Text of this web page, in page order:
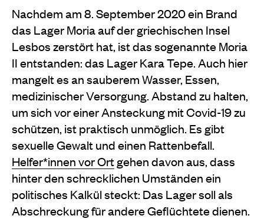
Nachdem am 8. September 2020 ein Brand
das Lager Moria auf der griechischen Insel
Lesbos zerstört hat, ist das sogenannte Moria
II entstanden: das Lager Kara Tepe. Auch hier
mangelt es an sauberem Wasser, Essen,
medizinischer Versorgung. Abstand zu halten,
um sich vor einer Ansteckung mit Covid-19 zu
schützen, ist praktisch unmöglich. Es gibt
sexuelle Gewalt und einen Rattenbefall.
Helfer*innen vor Ortgehen davon aus, dass
hinter den schrecklichen Umständen ein
politisches Kalkül steckt: Das Lager soll als
Abschreckung für andere Geflüchtete dienen.